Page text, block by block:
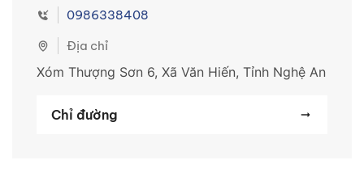
0986338408
Địa chỉ
Xóm Thượng Sơn 6, Xã Văn Hiến, Tỉnh Nghệ An
Chỉ đường